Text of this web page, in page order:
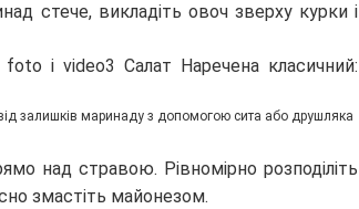
стече, викладіть овоч зверху курки і
залишків маринаду з допомогою сита або друшляка
над стравою. Рівномірно розподіліть
змастіть майонезом.